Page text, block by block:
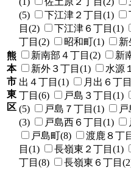
熊
本
市
東
区
(5)
下江津２丁目(1)
目(2)
下江津６丁目(1)
丁目(2)
昭和町(1) 新
新南部４丁目(2)
新
新外３丁目(1)
水源
出４丁目(1)
月出６丁
丁目(6)
戸島３丁目(1)
(5)
戸島７丁目(1)
(3)
戸島西６丁目(1)
戸島町(8)
渡鹿８丁
目(1)
長嶺東２丁目(1)
丁目(8)
長嶺東６丁目